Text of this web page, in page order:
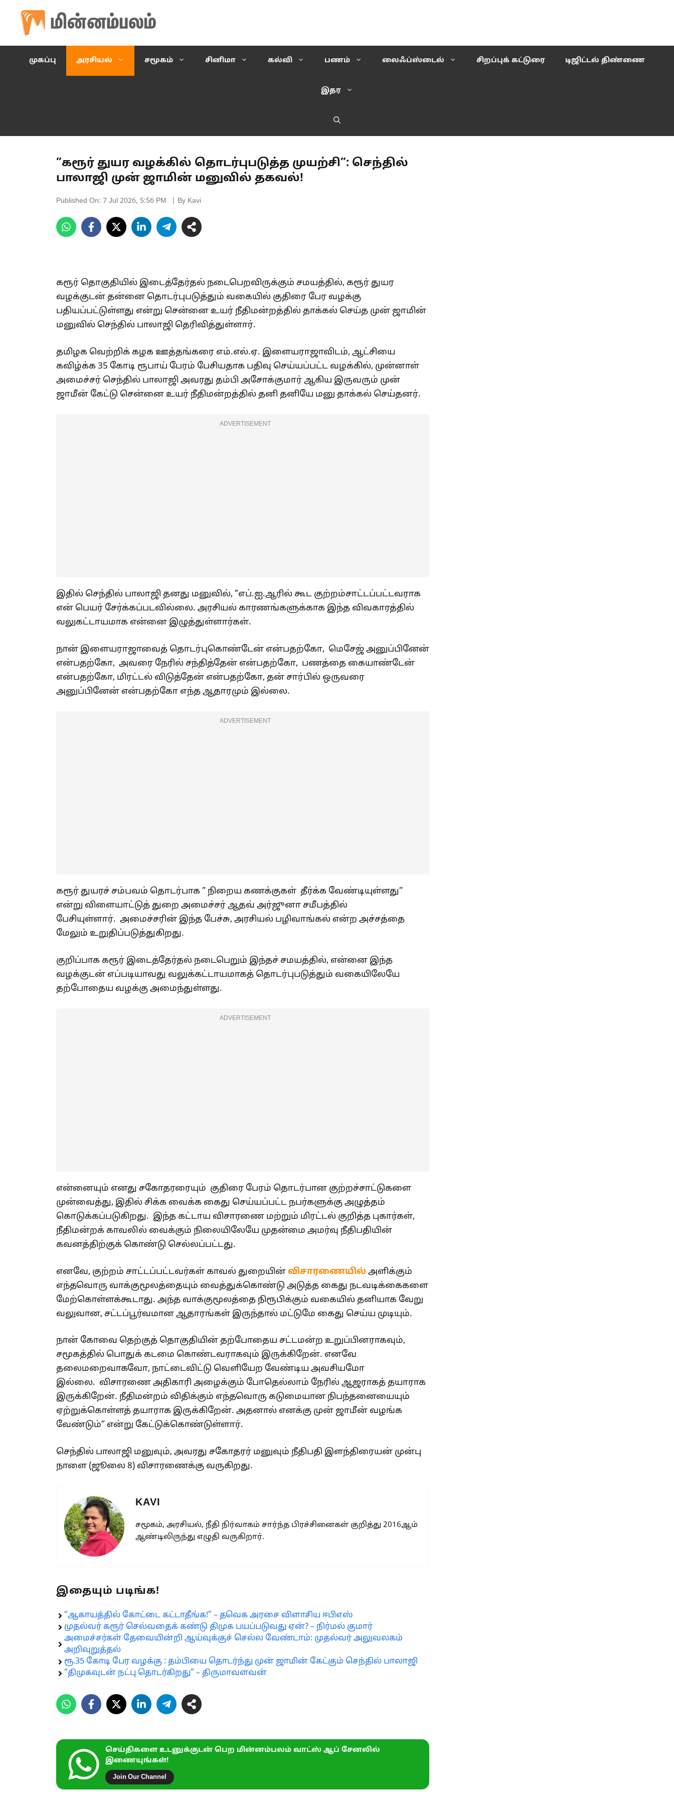
content
முகப்பு அரசியல் சமூகம் சினிமா கல்வி பணம் லைஃப்ஸ்டைல் சிறப்புக் கட்டுரை டிஜிட்டல் திண்ணை
இதர
”கரூர் துயர வழக்கில் தொடர்புபடுத்த முயற்சி”: செந்தில்
பாலாஜி முன் ஜாமின் மனுவில் தகவல்!
Published On: 7 Jul 2026, 5:56 PM | By Kavi
கரூர் தொகுதியில் இடைத்தேர்தல் நடைபெறவிருக்கும் சமயத்தில், கரூர் துயர
வழக்குடன் தன்னை தொடர்புபடுத்தும் வகையில் குதிரை பேர வழக்கு
பதியப்பட்டுள்ளது என்று சென்னை உயர் நீதிமன்றத்தில் தாக்கல் செய்த முன் ஜாமின்
மனுவில் செந்தில் பாலாஜி தெரிவித்துள்ளார்.
தமிழக வெற்றிக் கழக ஊத்தங்கரை எம்.எல்.ஏ. இளையராஜாவிடம், ஆட்சியை
கவிழ்க்க 35 கோடி ரூபாய் பேரம் பேசியதாக பதிவு செய்யப்பட்ட வழக்கில், முன்னாள்
அமைச்சர் செந்தில் பாலாஜி அவரது தம்பி அசோக்குமார் ஆகிய இருவரும் முன்
ஜாமீன் கேட்டு சென்னை உயர் நீதிமன்றத்தில் தனி தனியே மனு தாக்கல் செய்தனர்.
ADVERTISEMENT
இதில் செந்தில் பாலாஜி தனது மனுவில், ”எப்.ஐ.ஆரில் கூட குற்றம்சாட்டப்பட்டவராக
என் பெயர் சேர்க்கப்படவில்லை. அரசியல் காரணங்களுக்காக இந்த விவகாரத்தில்
வலுகட்டாயமாக என்னை இழுத்துள்ளார்கள்.
நான் இளையராஜாவைத் தொடர்புகொண்டேன் என்பதற்கோ, மெசேஜ் அனுப்பினேன்
என்பதற்கோ, அவரை நேரில் சந்தித்தேன் என்பதற்கோ, பணத்தை கையாண்டேன்
என்பதற்கோ, மிரட்டல் விடுத்தேன் என்பதற்கோ, தன் சார்பில் ஒருவரை
அனுப்பினேன் என்பதற்கோ எந்த ஆதாரமும் இல்லை.
ADVERTISEMENT
கரூர் துயரச் சம்பவம் தொடர்பாக ” நிறைய கணக்குகள் தீர்க்க வேண்டியுள்ளது”
என்று விளையாட்டுத் துறை அமைச்சர் ஆதவ் அர்ஜுனா சமீபத்தில்
பேசியுள்ளார். அமைச்சரின் இந்த பேச்சு, அரசியல் பழிவாங்கல் என்ற அச்சத்தை
மேலும் உறுதிப்படுத்துகிறது.
குறிப்பாக கரூர் இடைத்தேர்தல் நடைபெறும் இந்தச் சமயத்தில், என்னை இந்த
வழக்குடன் எப்படியாவது வலுக்கட்டாயமாகத் தொடர்புபடுத்தும் வகையிலேயே
தற்போதைய வழக்கு அமைந்துள்ளது.
ADVERTISEMENT
என்னையும் எனது சகோதரரையும் குதிரை பேரம் தொடர்பான குற்றச்சாட்டுகளை
முன்வைத்து, இதில் சிக்க வைக்க கைது செய்யப்பட்ட நபர்களுக்கு அழுத்தம்
கொடுக்கப்படுகிறது. இந்த கட்டாய விசாரணை மற்றும் மிரட்டல் குறித்த புகார்கள்,
நீதிமன்றக் காவலில் வைக்கும் நிலையிலேயே முதன்மை அமர்வு நீதிபதியின்
கவனத்திற்குக் கொண்டு செல்லப்பட்டது.
எனவே, குற்றம் சாட்டப்பட்டவர்கள் காவல் துறையின்விசாரணையில் அளிக்கும்
எந்தவொரு வாக்குமூலத்தையும் வைத்துக்கொண்டு அடுத்த கைது நடவடிக்கைகளை
மேற்கொள்ளக்கூடாது. அந்த வாக்குமூலத்தை நிரூபிக்கும் வகையில் தனியாக வேறு
வலுவான, சட்டப்பூர்வமான ஆதாரங்கள் இருந்தால் மட்டுமே கைது செய்ய முடியும்.
நான் கோவை தெற்குத் தொகுதியின் தற்போதைய சட்டமன்ற உறுப்பினராகவும்,
சமூகத்தில் பொதுக் கடமை கொண்டவராகவும் இருக்கிறேன். எனவே
தலைமறைவாகவோ, நாட்டைவிட்டு வெளியேற வேண்டிய அவசியமோ
இல்லை. விசாரணை அதிகாரி அழைக்கும் போதெல்லாம் நேரில் ஆஜராகத் தயாராக
இருக்கிறேன். நீதிமன்றம் விதிக்கும் எந்தவொரு கடுமையான நிபந்தனையையும்
ஏற்றுக்கொள்ளத் தயாராக இருக்கிறேன். அதனால் எனக்கு முன் ஜாமீன் வழங்க
வேண்டும்” என்று கேட்டுக்கொண்டுள்ளார்.
செந்தில் பாலாஜி மனுவும், அவரது சகோதரர் மனுவும் நீதிபதி இளந்திரையன் முன்பு
நாளை (ஜூலை 8) விசாரணைக்கு வருகிறது.
KAVI
சமூகம், அரசியல், நீதி நிர்வாகம் சார்ந்த பிரச்சினைகள் குறித்து 2016ஆம்
ஆண்டிலிருந்து எழுதி வருகிறார்.
இதையும் படிங்க!
“ஆகாயத்தில் கோட்டை கட்டாதீங்க!” – தவெக அரசை விளாசிய ஈபிஎஸ்
முதல்வர் கரூர் செல்வதைக் கண்டு திமுக பயப்படுவது ஏன்? – நிர்மல் குமார்
அமைச்சர்கள் தேவையின்றி ஆய்வுக்குச் செல்ல வேண்டாம்: முதல்வர் அலுவலகம்
அறிவுறுத்தல்
ரூ.35 கோடி பேர வழக்கு : தம்பியை தொடர்ந்து முன் ஜாமின் கேட்கும் செந்தில் பாலாஜி
“திமுகவுடன் நட்பு தொடர்கிறது” – திருமாவளவன்
செய்திகளை உடனுக்குடன் பெற மின்னம்பலம் வாட்ஸ் ஆப் சேனலில்
இணையுங்கள்!
Join Our Channel